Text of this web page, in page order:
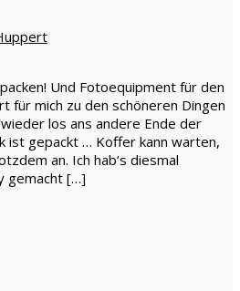
Und Fotoequipment für den
für mich zu den schöneren Dingen
los ans andere Ende der
ist gepackt … Koffer kann warten,
an. Ich hab’s diesmal
gemacht […]